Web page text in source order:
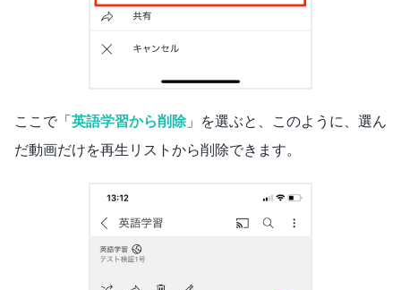
ここで「 英語学習から削除」を選ぶと、このように、選ん
だ動画だけを再生リストから削除できます。